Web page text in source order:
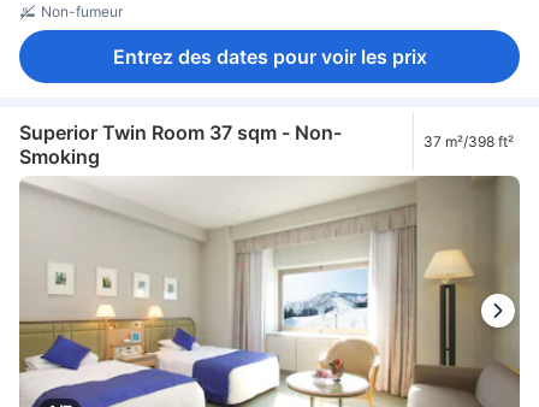
Non-fumeur
Entrez des dates pour voir les prix
Superior Twin Room 37 sqm - Non-
Smoking
37 m²/398 ft²